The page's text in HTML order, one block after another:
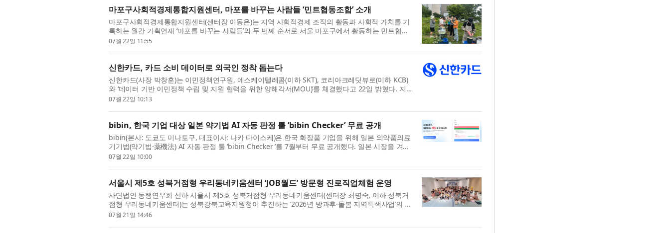
마포구사회적경제통합지원센터, 마포를 바꾸는 사람들 ‘민트협동조합’ 소개
마포구사회적경제통합지원센터(센터장 이동은)는 지역 사회적경제 조직의 활동과 사회적 가치를 기
록하는 월간 기획연재 ‘마포를 바꾸는 사람들’의 두 번째 순서로 서울 마포구에서 활동하는 민트협동
조합(이사장 박신연숙)을 소개했다. 2021년 설립된 민트협동조합...
07월 22일 11:55
신한카드, 카드 소비 데이터로 외국인 정착 돕는다
신한카드(사장 박창훈)는 이민정책연구원, 에스케이텔레콤(이하 SKT), 코리아크레딧뷰로(이하 KCB)
와 ‘데이터 기반 이민정책 수립 및 지원 협력을 위한 양해각서(MOU)’를 체결했다고 22일 밝혔다. 지
난 21일 오후 서울 중구 신한카드 본사에서 관계자들이 참석한 가...
07월 22일 10:13
bibin, 한국 기업 대상 일본 약기법 AI 자동 판정 툴 ‘bibin Checker’ 무료 공개
bibin(본사: 도쿄도 미나토구, 대표이사: 나카 다이스케)은 한국 화장품 기업을 위해 일본 의약품의료
기기법(약기법·薬機法) AI 자동 판정 툴 ‘bibin Checker ’를 7월부터 무료 공개했다. 일본 시장을 겨냥
해 작성한 광고 문구·랜딩페이지(LP)·SNS 게시물안 등의 일...
07월 22일 10:00
서울시 제5호 성북거점형 우리동네키움센터 ‘JOB월드’ 방문형 진로직업체험 운영
사단법인 동행연우회 산하 서울시 제5호 성북거점형 우리동네키움센터(센터장 최명숙, 이하 성북거
점형 우리동네키움센터)는 성북강북교육지원청이 추진하는 ‘2026년 방과후·돌봄 지역특색사업’의 일
환으로 방문형 진로직업체험 프로그램 ‘JOB월드’를 운영했다. 이번...
07월 21일 14:46